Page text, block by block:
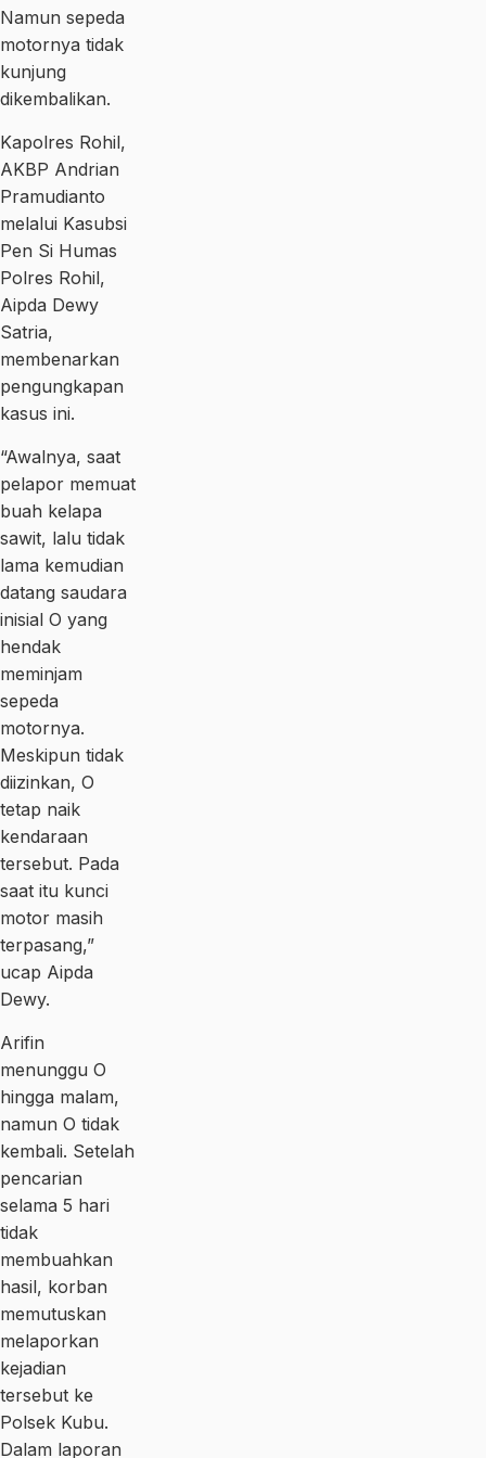
Namun sepeda
motornya tidak
kunjung
dikembalikan.
Kapolres Rohil,
AKBP Andrian
Pramudianto
melalui Kasubsi
Pen Si Humas
Polres Rohil,
Aipda Dewy
Satria,
membenarkan
pengungkapan
kasus ini.
“Awalnya, saat
pelapor memuat
buah kelapa
sawit, lalu tidak
lama kemudian
datang saudara
inisial O yang
hendak
meminjam
sepeda
motornya.
Meskipun tidak
diizinkan, O
tetap naik
kendaraan
tersebut. Pada
saat itu kunci
motor masih
terpasang,”
ucap Aipda
Dewy.
Arifin
menunggu O
hingga malam,
namun O tidak
kembali. Setelah
pencarian
selama 5 hari
tidak
membuahkan
hasil, korban
memutuskan
melaporkan
kejadian
tersebut ke
Polsek Kubu.
Dalam laporan